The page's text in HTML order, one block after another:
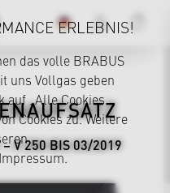
– V 250 BIS 03/2019
ERLEBNIS!
das volle BRABUS
uns Vollgas geben
auf „Alle Cookies
Cookies zu. Weitere
Impressum.